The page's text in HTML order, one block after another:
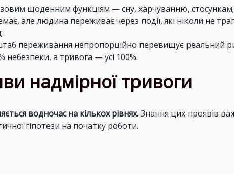
щоденним функціям — сну, харчуванню, стосункам;
але людина переживає через події, які ніколи не
переживання непропорційно перевищує реальний
небезпеки, а тривога — усі 100%.
надмірної тривоги
водночас на кількох рівнях.Знання цих проявів
гіпотези на початку роботи.